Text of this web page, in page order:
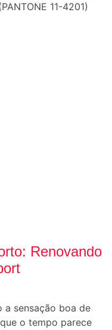
11-4201)
Renovando
a sensação boa de
o tempo parece